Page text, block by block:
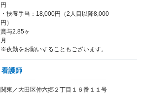
円
・扶養手当：18,000円（2人目以降8,000
円
賞与2.85ヶ
※夜勤をお願いすることもございます。
看護師
関東／大田区仲六郷２丁目１６番１１号